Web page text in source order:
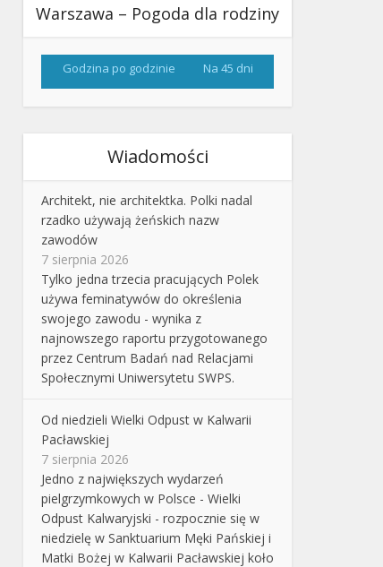
Warszawa – Pogoda dla rodziny
Godzina po godzinie Na 45 dni
Wiadomości
Architekt, nie architektka. Polki nadal
rzadko używają żeńskich nazw
zawodów
7 sierpnia 2026
Tylko jedna trzecia pracujących Polek
używa feminatywów do określenia
swojego zawodu - wynika z
najnowszego raportu przygotowanego
przez Centrum Badań nad Relacjami
Społecznymi Uniwersytetu SWPS.
Od niedzieli Wielki Odpust w Kalwarii
Pacławskiej
7 sierpnia 2026
Jedno z największych wydarzeń
pielgrzymkowych w Polsce - Wielki
Odpust Kalwaryjski - rozpocznie się w
niedzielę w Sanktuarium Męki Pańskiej i
Matki Bożej w Kalwarii Pacławskiej koło